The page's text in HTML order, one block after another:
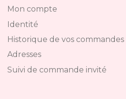
Mon compte
Identité
Historique de vos commandes
Adresses
Suivi de commande invité